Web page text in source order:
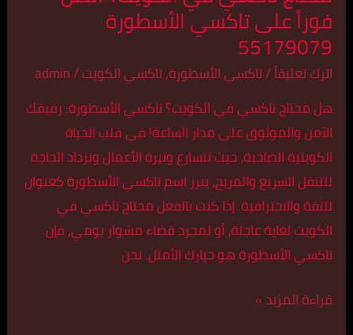
فوراً على تاكسي الأسطورة
55179079
اترك تعليقاً/تاكسي الأسطورة,تاكسي الكويت/
admin
هل محتاج تاكسي في الكويت؟ تاكسي الأسطورة: رفيقك
الآمن والموثوق على مدار الساعة! في قلب الحياة
الكويتية الصاخبة، حيث تتسارع وتيرة الأعمال وتزداد الحاجة
للتنقل السريع والمريح، يبرز اسم تاكسي الأسطورة كعنوان
للثقة والاحترافية. إذا كنت بالفعل محتاج تاكسي في
الكويت لغاية عاجلة، أو لمجرد قضاء مشوار يومي، فإن
تاكسي الأسطورة هو خيارك الأمثل. نحن
الكويت؟
اتصل
فوراً
تاكسي
الأسطورة
55179079
قراءة المزيد »